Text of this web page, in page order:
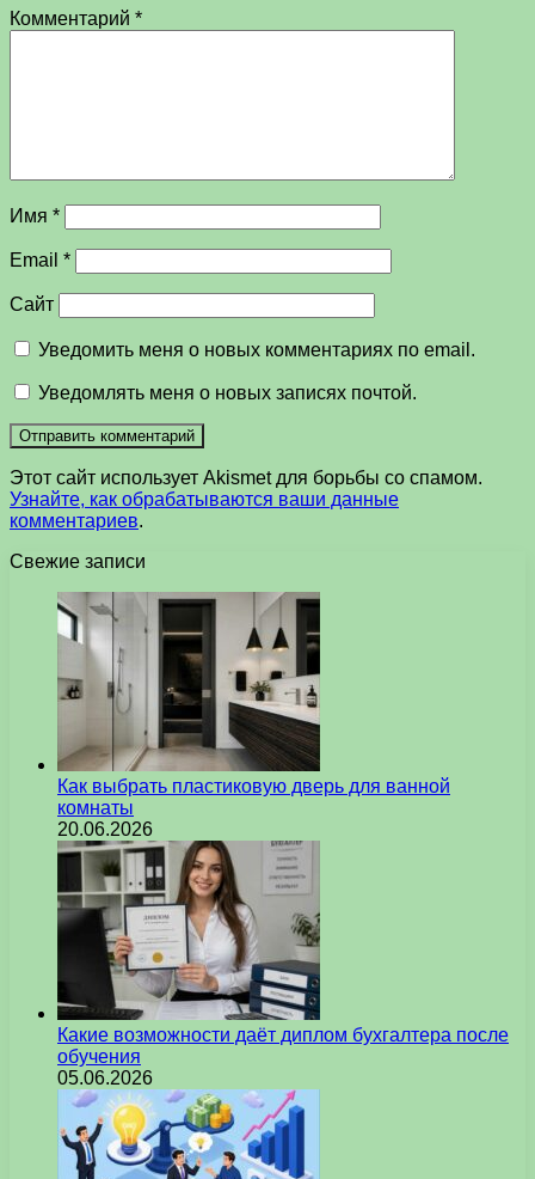
Комментарий *
Имя *
Email *
Сайт
Уведомить меня о новых комментариях по email.
Уведомлять меня о новых записях почтой.
Этот сайт использует Akismet для борьбы со спамом.
Узнайте, как обрабатываются ваши данные
комментариев.
Свежие записи
Как выбрать пластиковую дверь для ванной
комнаты
20.06.2026
Какие возможности даёт диплом бухгалтера после
обучения
05.06.2026